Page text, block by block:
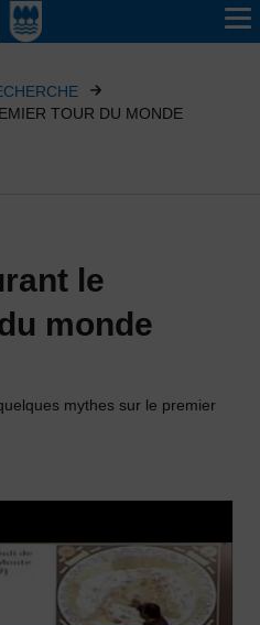
TOUR DU MONDE
le
monde
mythes sur le premier